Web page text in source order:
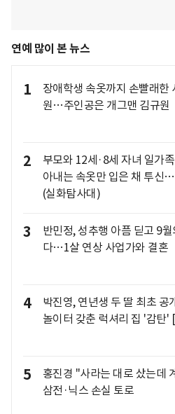
연예 많이 본 뉴스
1
장애학생 속옷까지 손빨래한
원…주인공은 개그맨 김규원
2
부모와 12세·8세 자녀 일가
아내는 속옷만 입은 채 투신
(실화탐사대)
3
반민정, 성추행 아픔 딛고 9월
다…1살 연상 사업가와 결혼
4
박진영, 연년생 두 딸 최초 공
놀이터 갖춘 럭셔리 집 '감탄'
5
홍진경 "사라는 대로 샀는데
삼전·닉스 손실 토로